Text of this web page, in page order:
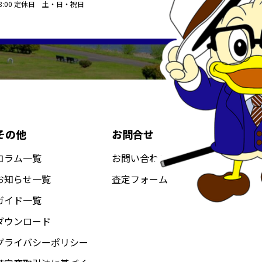
定休日 土・日・祝日
の他
ラム一覧
知らせ一覧
イド一覧
ウンロード
ライバシーポリシー
お問合せ
お問い合わせ
査定フォーム